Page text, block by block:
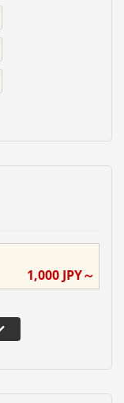
1,000 JPY～